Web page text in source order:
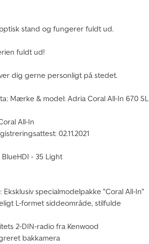
stand og fungerer fuldt ud.
fuldt ud!
dig gerne personligt på stedet.
Mærke & model: Adria Coral All-In 670 SL
All-In
02.11.2021
- 35 Light
specialmodelpakke "Coral All-In"
L-formet siddeområde, stilfulde
2-DIN-radio fra Kenwood
bakkamera